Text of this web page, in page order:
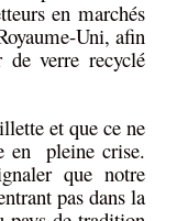
en marchés
Uni, afin
verre recyclé
et que ce ne
en pleine crise.
que notre
pas dans la